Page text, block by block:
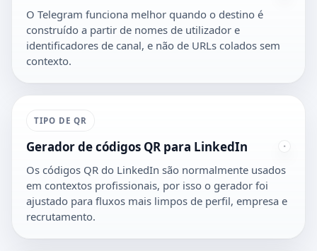
O Telegram funciona melhor quando o destino é
construído a partir de nomes de utilizador e
identificadores de canal, e não de URLs colados sem
contexto.
TIPO DE QR
Gerador de códigos QR para LinkedIn
Os códigos QR do LinkedIn são normalmente usados
em contextos profissionais, por isso o gerador foi
ajustado para fluxos mais limpos de perfil, empresa e
recrutamento.